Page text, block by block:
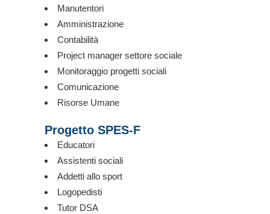
Manutentori
Amministrazione
Contabilità
Project manager settore sociale
Monitoraggio progetti sociali
Comunicazione
Risorse Umane
Progetto SPES-F
Educatori
Assistenti sociali
Addetti allo sport
Logopedisti
Tutor DSA